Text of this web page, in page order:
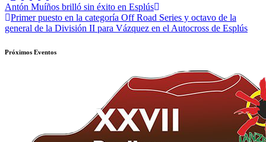
Navegación
de
Antón Muíños brilló sin éxito en Esplús
Primer puesto en la categoría Off Road Series y octavo de la
general de la División II para Vázquez en el Autocross de Esplús
Próximos Eventos